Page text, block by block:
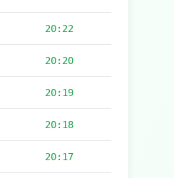
20:22
20:20
20:19
20:18
20:17